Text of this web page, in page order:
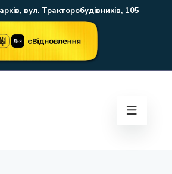
вул. Тракторобудівників, 105